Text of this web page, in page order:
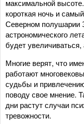
максимальной
короткая ночь и
Северном полушарии
астрономического
будет
Многие верят, что
работают
судьбы и
поводу свое мнение.
дни растут случаи
тревожности.